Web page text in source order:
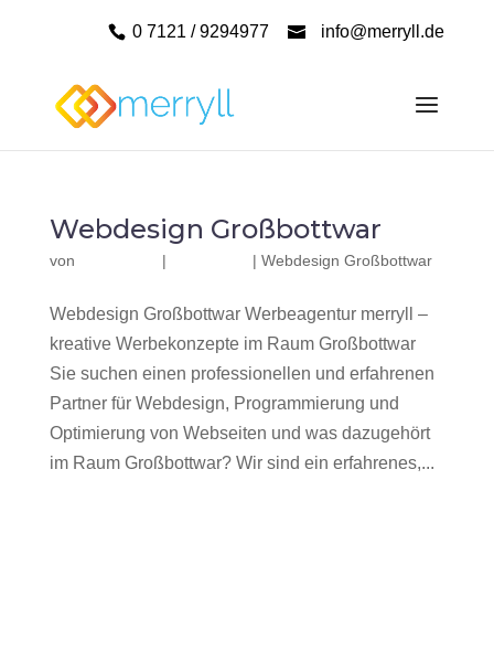
0 7121 / 9294977 info@merryll.de
Webdesign Großbottwar
von | | Webdesign Großbottwar
Webdesign Großbottwar Werbeagentur merryll –
kreative Werbekonzepte im Raum Großbottwar
Sie suchen einen professionellen und erfahrenen
Partner für Webdesign, Programmierung und
Optimierung von Webseiten und was dazugehört
im Raum Großbottwar? Wir sind ein erfahrenes,...